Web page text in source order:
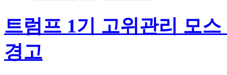
트럼프 1기 고위관리 모
경고